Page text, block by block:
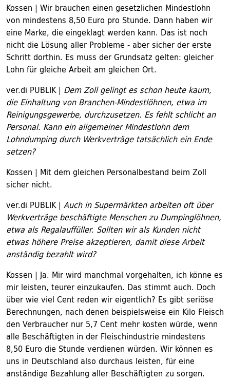
Kossen | Wir brauchen einen gesetzlichen Mindestlohn
von mindestens 8,50 Euro pro Stunde. Dann haben wir
eine Marke, die eingeklagt werden kann. Das ist noch
nicht die Lösung aller Probleme - aber sicher der erste
Schritt dorthin. Es muss der Grundsatz gelten: gleicher
Lohn für gleiche Arbeit am gleichen Ort.
ver.di PUBLIK | Dem Zoll gelingt es schon heute kaum,
die Einhaltung von Branchen-Mindestlöhnen, etwa im
Reinigungsgewerbe, durchzusetzen. Es fehlt schlicht an
Personal. Kann ein allgemeiner Mindestlohn dem
Lohndumping durch Werkverträge tatsächlich ein Ende
setzen?
Kossen | Mit dem gleichen Personalbestand beim Zoll
sicher nicht.
ver.di PUBLIK | Auch in Supermärkten arbeiten oft über
Werkverträge beschäftigte Menschen zu Dumpinglöhnen,
etwa als Regalauffüller. Sollten wir als Kunden nicht
etwas höhere Preise akzeptieren, damit diese Arbeit
anständig bezahlt wird?
Kossen | Ja. Mir wird manchmal vorgehalten, ich könne es
mir leisten, teurer einzukaufen. Das stimmt auch. Doch
über wie viel Cent reden wir eigentlich? Es gibt seriöse
Berechnungen, nach denen beispielsweise ein Kilo Fleisch
den Verbraucher nur 5,7 Cent mehr kosten würde, wenn
alle Beschäftigten in der Fleischindustrie mindestens
8,50 Euro die Stunde verdienen würden. Wir können es
uns in Deutschland also durchaus leisten, für eine
anständige Bezahlung aller Beschäftigten zu sorgen.